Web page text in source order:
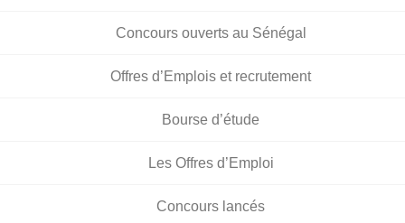
Concours ouverts au Sénégal
Offres d’Emplois et recrutement
Bourse d’étude
Les Offres d’Emploi
Concours lancés